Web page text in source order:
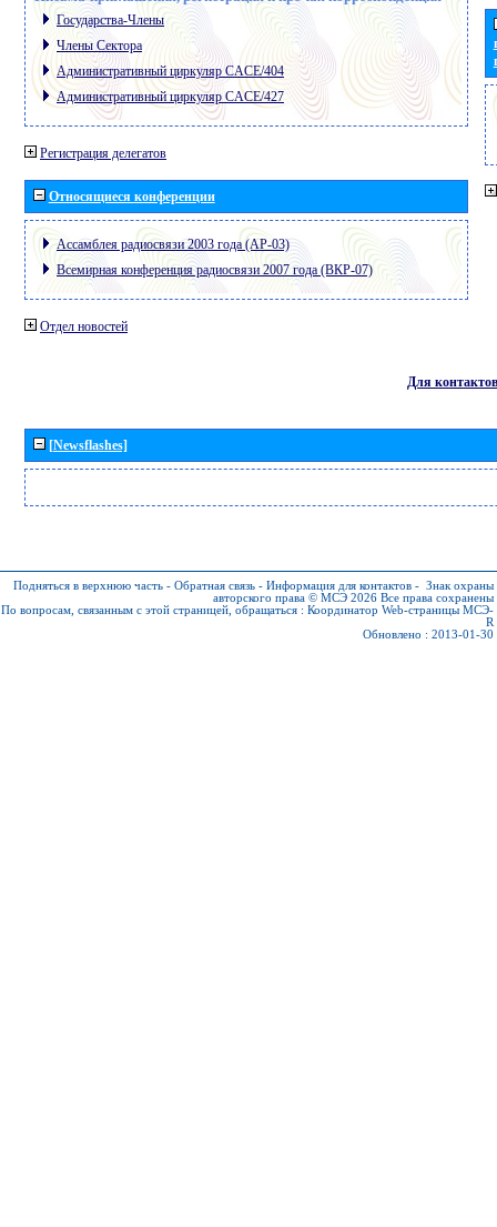
Государства-Члены
Члены Сектора
Административный циркуляр CACE/404
Административный циркуляр CACE/427
Регистрация делегатов
Относящиеся конференции
Ассамблея радиосвязи 2003 года (АР-03)
Всемирная конференция радиосвязи 2007 года (ВКР-07)
Отдел новостей
Для контактов
[Newsflashes]
Подняться в верхнюю часть - Обратная связь - Информация для контактов - Знак охраны
авторского права © МСЭ 2026 Все права сохранены
По вопросам, связанным с этой страницей, обращаться : Координатор Web-страницы МСЭ-
R
Обновлено : 2013-01-30